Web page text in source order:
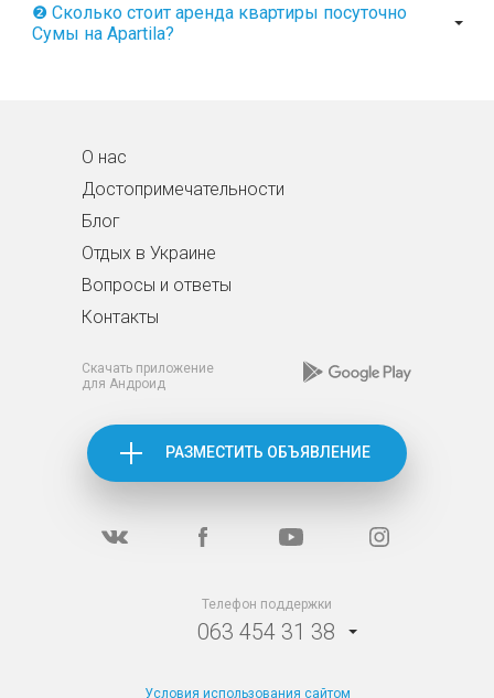
❷ Сколько стоит аренда квартиры посуточно
Сумы на Apartila?
О нас
Достопримечательности
Блог
Отдых в Украине
Вопросы и ответы
Контакты
Скачать приложение
для Андроид
РАЗМЕСТИТЬ ОБЪЯВЛЕНИЕ
Телефон поддержки
063 454 31 38
Условия использования сайтом